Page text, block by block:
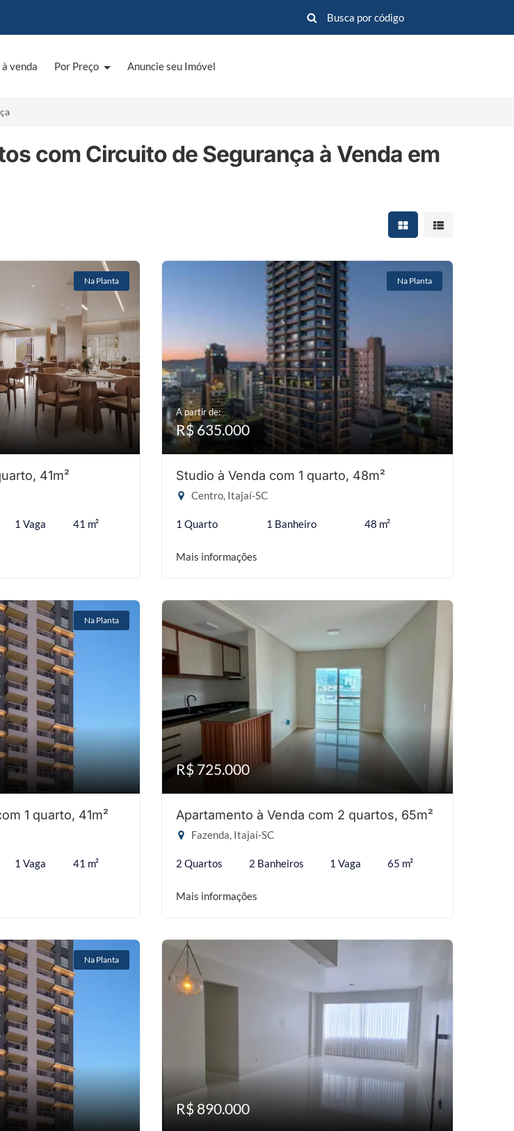
venda Por Preço Anuncie seu Imóvel
com Circuito de Segurança à Venda em
Mostrar resultados em
Mostrar
Na Planta
41m²
1 Vaga 41 m²
Na Planta
A partir de:
R$ 635.000
Studio à Venda com 1 quarto, 48m²
Centro, Itajaí-SC
1 Quarto 1 Banheiro 48 m²
Mais informações
Na Planta
1 quarto, 41m²
1 Vaga 41 m²
R$ 725.000
Apartamento à Venda com 2 quartos, 65m²
Fazenda, Itajaí-SC
2 Quartos 2 Banheiros 1 Vaga 65 m²
Mais informações
Na Planta
R$ 890.000